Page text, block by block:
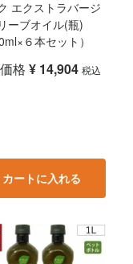
エクストラバージ
ーブオイル(瓶)
６本セット）
格 ¥ 14,904 税込
カートに入れる